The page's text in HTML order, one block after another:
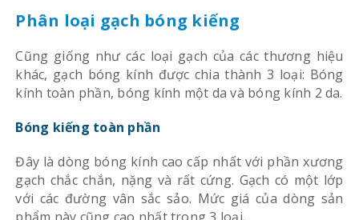
Phân loại gạch bóng kiếng
Cũng giống như các loại gạch của các thương hiệu
khác, gạch bóng kính được chia thành 3 loại: Bóng
kính toàn phần, bóng kính một da và bóng kính 2 da.
Bóng kiếng toàn phần
Đây là dòng bóng kính cao cấp nhất với phần xương
gạch chắc chắn, nặng và rất cứng. Gạch có một lớp
với các đường vân sắc sảo. Mức giá của dòng sản